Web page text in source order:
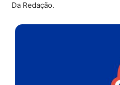
Da Redação.